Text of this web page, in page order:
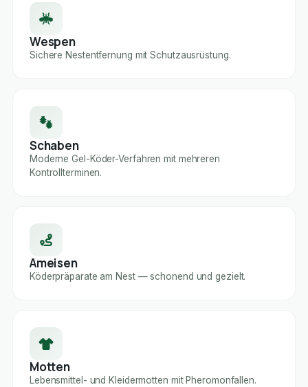
Wespen
Sichere Nestentfernung mit Schutzausrüstung.
Schaben
Moderne Gel-Köder-Verfahren mit mehreren
Kontrollterminen.
Ameisen
Köderpräparate am Nest — schonend und gezielt.
Motten
Lebensmittel- und Kleidermotten mit Pheromonfallen.